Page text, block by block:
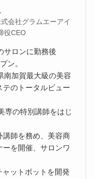
会社グラムエーアイ
役CEO
サロンに勤務後
ン。
南加賀最大級の美容
のトータルビュー
専の特別講師をはじ
講師を務め、美容商
を開催、サロンワ
ットボットを開発